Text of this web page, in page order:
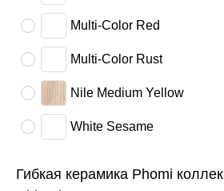
Multi-Color Red
Multi-Color Rust
Nile Medium Yellow
White Sesame
Гибкая керамика Phomi